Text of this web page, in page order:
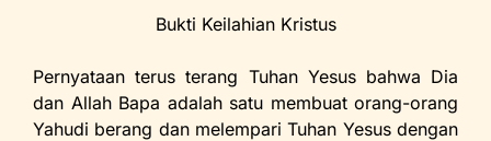
o
k
A
p
p
e
n
dl
y
Bukti Keilahian Kristus
Pernyataan terus terang Tuhan Yesus bahwa Dia
dan Allah Bapa adalah satu membuat orang-orang
Yahudi berang dan melempari Tuhan Yesus dengan